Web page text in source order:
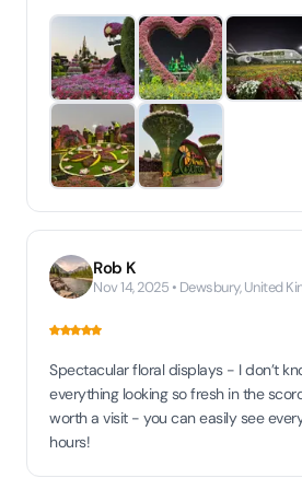
Rob K
Nov 14, 2025 • Dewsbury, United
Spectacular floral displays - I don’t
everything looking so fresh in the
worth a visit - you can easily see
hours!